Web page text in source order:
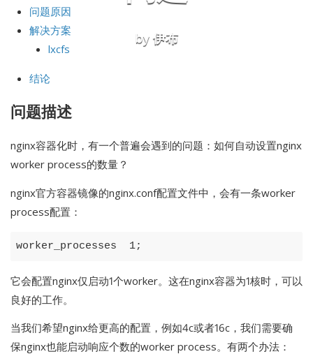
by 伊布
问题原因
解决方案
lxcfs
结论
问题描述
nginx容器化时，有一个普遍会遇到的问题：如何自动设置nginx
worker process的数量？
nginx官方容器镜像的nginx.conf配置文件中，会有一条worker
process配置：
它会配置nginx仅启动1个worker。这在nginx容器为1核时，可以
良好的工作。
当我们希望nginx给更高的配置，例如4c或者16c，我们需要确
保nginx也能启动响应个数的worker process。有两个办法：